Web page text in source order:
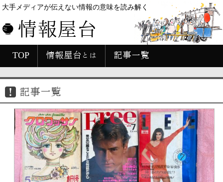
大手メディアが伝えない情報の意味を読み解く
情報屋台
TOP 情報屋台とは 記事一覧
記事一覧